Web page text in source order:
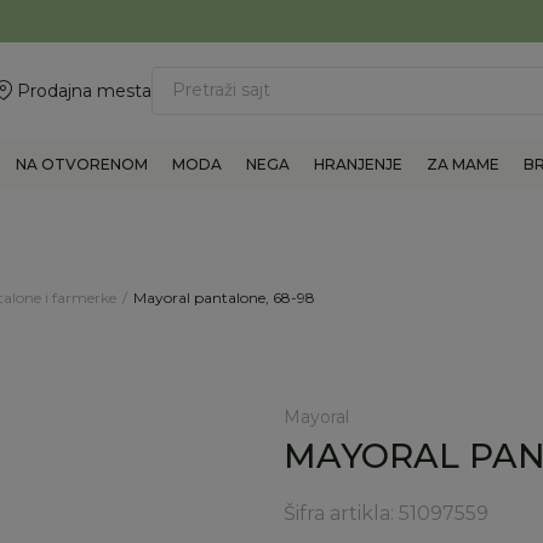
Prodajna mesta Pretraži sajt
NA OTVORENOM MODA NEGA HRANJENJE ZA MAME
i farmerke Mayoral pantalone, 68-98
Mayoral
MAYORAL
Šifra artikla: 51097559